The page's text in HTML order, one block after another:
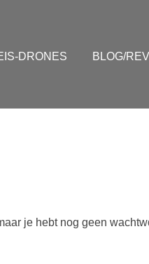
DRONES BLOG/
je hebt nog geen